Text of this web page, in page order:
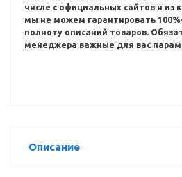
числе с официальных сайтов и из
мы не можем гарантировать
полноту описаний товаров.
менеджера важные для вас
Описание